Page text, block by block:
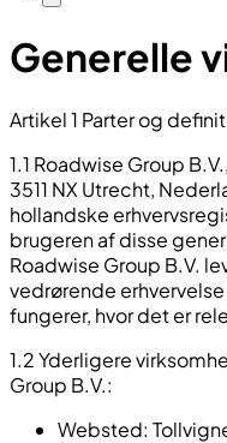
Generelle
Artikel 1 Parter og
1.1 Roadwise Group
3511 NX Utrecht,
hollandske
brugeren af disse
Roadwise Group B.V.
vedrørende
fungerer, hvor det er
1.2 Yderligere
Group B.V.:
Websted: